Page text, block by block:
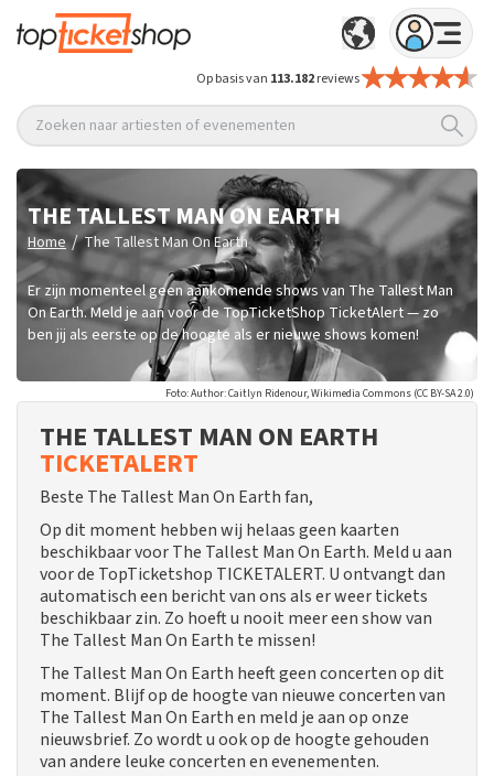
Op basis van 113.182reviews
Zoeken naar artiesten of evenementen
THE TALLEST MAN ON EARTH
Home / The Tallest Man On Earth
Er zijn momenteel geen aankomende shows van The Tallest Man
On Earth. Meld je aan voor de TopTicketShop TicketAlert — zo
ben jij als eerste op de hoogte als er nieuwe shows komen!
Foto: Author: Caitlyn Ridenour, Wikimedia Commons (CC BY-SA 2.0)
THE TALLEST MAN ON EARTH
TICKETALERT
Beste The Tallest Man On Earth fan,
Op dit moment hebben wij helaas geen kaarten
beschikbaar voor The Tallest Man On Earth. Meld u aan
voor de TopTicketshop TICKETALERT. U ontvangt dan
automatisch een bericht van ons als er weer tickets
beschikbaar zin. Zo hoeft u nooit meer een show van
The Tallest Man On Earth te missen!
The Tallest Man On Earth heeft geen concerten op dit
moment. Blijf op de hoogte van nieuwe concerten van
The Tallest Man On Earth en meld je aan op onze
nieuwsbrief. Zo wordt u ook op de hoogte gehouden
van andere leuke concerten en evenementen.